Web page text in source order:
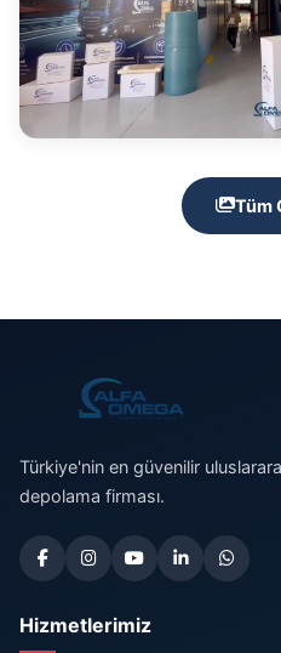
Tüm
Türkiye'nin en güvenilir
depolama firması.
Hizmetlerimiz